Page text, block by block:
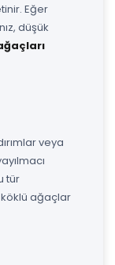
Eğer
düşük
veya
tür
köklü ağaçlar